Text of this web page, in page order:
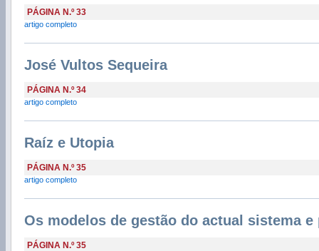
PÁGINA N.º 33
artigo completo
José Vultos Sequeira
PÁGINA N.º 34
artigo completo
Raíz e Utopia
PÁGINA N.º 35
artigo completo
Os modelos de gestão do actual sistema
PÁGINA N.º 35